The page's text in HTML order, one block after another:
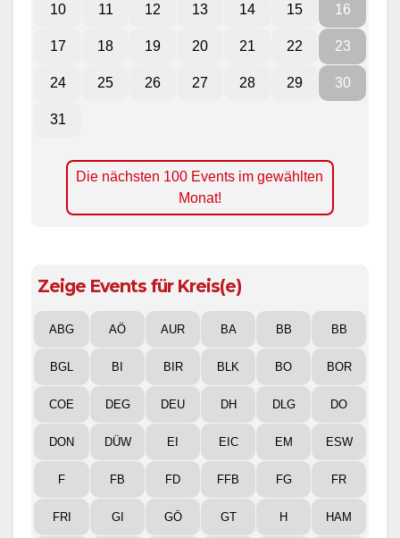
10 11 12 13 14 15 16
17 18 19 20 21 22 23
24 25 26 27 28 29 30
31
Die nächsten 100 Events im gewählten
Monat!
Zeige Events für Kreis(e)
ABG AÖ AUR BA BB BB
BGL BI BIR BLK BO BOR
COE DEG DEU DH DLG DO
DON DÜW EI EIC EM ESW
F FB FD FFB FG FR
FRI GI GÖ GT H HAM